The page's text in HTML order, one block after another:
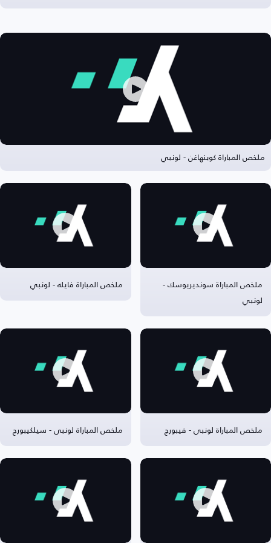
ملخص المباراة كوبنهاغن - لونبي
ملخص المباراة سونديريوسك -
لونبي
ملخص المباراة فايله - لونبي
ملخص المباراة لونبي - فيبورج ملخص المباراة لونبي - سيلكيبورج